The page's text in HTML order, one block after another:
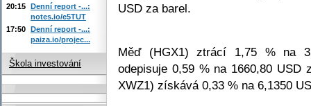
USD za barel.
Měď (HGX1) ztrácí 1,75 % na
odepisuje 0,59 % na 1660,80 USD
XWZ1) získává 0,33 % na 6,1350
20:15 Denní report -...:
notes.io/e5TUT
17:50 Denní report -...:
paiza.io/projec...
Škola investování